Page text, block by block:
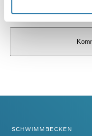
SCHWIMMBECKEN